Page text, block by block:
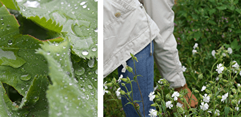
Exporter les lignes sélectionnées
Exporter toutes les colonnes
Exporter uniquement les colonnes affichées
Menu
Ajoutez un logo, un bouton, des réseaux
Cliquez pour éditer